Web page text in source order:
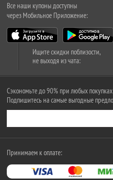
Все наши купоны доступны
через Мобильное Приложение:
Ищите скидки поблизости,
не выходя из чата:
Сэкономьте до 90% при любых покупках
Подпишитесь на самые выгодные
Принимаем к оплате: